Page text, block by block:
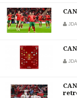
JDA
JDA